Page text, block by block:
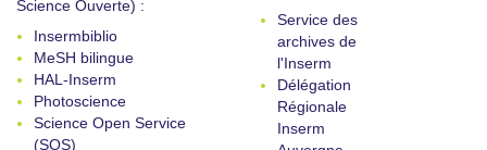
Science Ouverte) :
Insermbiblio
MeSH bilingue
HAL-Inserm
Photoscience
Science Open Service
(SOS)
Service des
archives de
l'Inserm
Délégation
Régionale
Inserm